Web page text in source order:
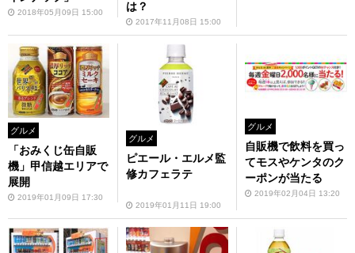
2018年05月09日 15:00
は？
2017年11月08日 15:00
グルメ
「おみくじ缶自販
機」甲信越エリアで
展開
2019年01月09日 17:30
グルメ
ピエール・エルメ監
修カフェラテ
2019年01月11日 19:00
グルメ
自販機で飲料を買っ
てモスやケンタのク
ーポンが当たる
2019年02月04日 13:20